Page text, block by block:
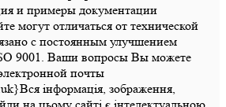
и примеры документации
могут отличаться от технической
с постоянным улучшением
9001. Ваши вопросы Вы можете
почты
інформація, зображення,
на цьому сайті є інтелектуальною